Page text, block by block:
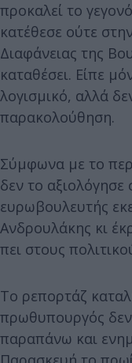
προκαλεί το
κατέθεσε ούτε
Διαφάνειας της
καταθέσει. Είπε
λογισμικό, αλλά
παρακολούθηση.
Σύμφωνα με το
δεν το
ευρωβουλευτής
Ανδρουλάκης κι
πει στους
Το ρεπορτάζ
πρωθυπουργός
παραπάνω και